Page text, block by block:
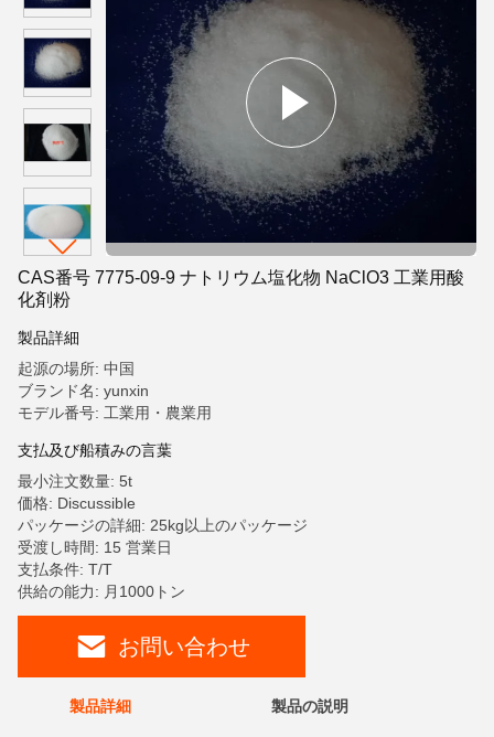
CAS番号 7775-09-9 ナトリウム塩化物 NaClO3 工業用酸
化剤粉
製品詳細
起源の場所: 中国
ブランド名: yunxin
モデル番号: 工業用・農業用
支払及び船積みの言葉
最小注文数量: 5t
価格: Discussible
パッケージの詳細: 25kg以上のパッケージ
受渡し時間: 15 営業日
支払条件: T/T
供給の能力: 月1000トン
お問い合わせ
製品詳細 製品の説明